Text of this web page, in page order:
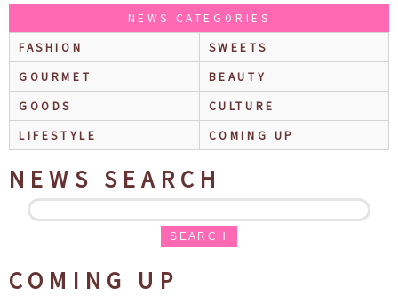
NEWS CATEGORIES
FASHION
SWEETS
GOURMET
BEAUTY
GOODS
CULTURE
LIFESTYLE
COMING UP
NEWS SEARCH
SEARCH
COMING UP